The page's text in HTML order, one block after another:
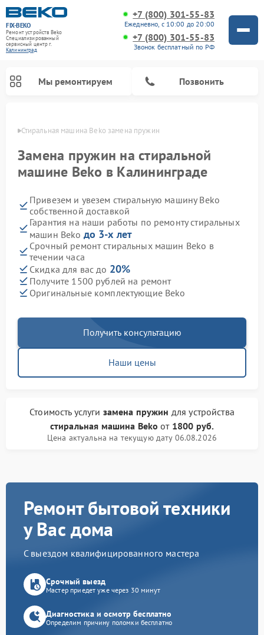
FIX-BEKO
Ремонт устройств Beko
Специализированный
cервисный центр г.
Калининград
+7 (800) 301-55-83
Ежедневно, с 10:00 до 20:00
+7 (800) 301-55-83
Звонок бесплатный по РФ
Мы ремонтируем Позвонить
Стиральная машина Beko замена пружин
Замена пружин на стиральной
машине Beko в Калининграде
Привезем и увезем стиральную машину Beko
собственной доставкой
Гарантия на наши работы по ремонту стиральных
машин Beko до 3-х лет
Срочный ремонт стиральных машин Beko в
течении часа
Скидка для вас до 20%
Получите 1500 рублей на ремонт
Оригинальные комплектующие Beko
Получить консультацию
Наши цены
Стоимость услуги замена пружин для устройства
стиральная машина Beko от 1800 руб.
Цена актуальна на текущую дату 06.08.2026
Ремонт бытовой техники
у Вас дома
С выездом квалифицированного мастера
Срочный выезд
Мастер приедет уже через 30 минут
Диагностика и осмотр бесплатно
Определим причину поломки бесплатно